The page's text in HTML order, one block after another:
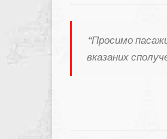
“Просимо
вказаних